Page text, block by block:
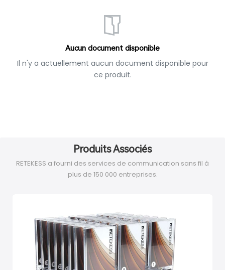
Aucun document disponible
Il n'y a actuellement aucun document disponible pour
ce produit.
Produits Associés
RETEKESS a fourni des services de communication sans fil à
plus de 150 000 entreprises.